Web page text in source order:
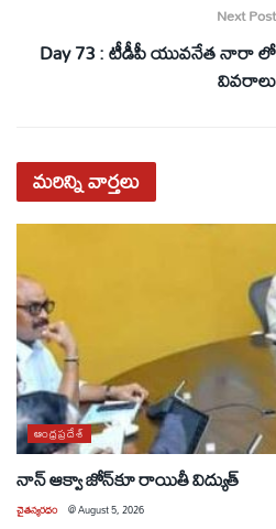
Next Post
Day 73 : టీడీపీ యువనేత నారా
వివరాలు
మరిన్నివార్తలు
ఆంధ్రప్రదేశ్
నాన్ ఆక్వా జోన్‌కూ రాయితీ విద్యుత్
చైతన్యరధం @August 5, 2026